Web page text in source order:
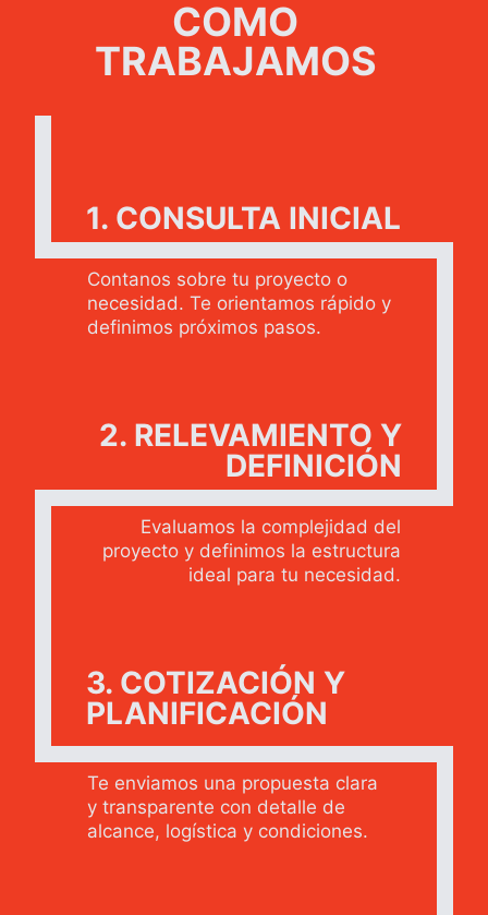
COMO
TRABAJAMOS
1. CONSULTA INICIAL
Contanos sobre tu proyecto o
necesidad. Te orientamos rápido y
definimos próximos pasos.
2. RELEVAMIENTO Y
DEFINICIÓN
Evaluamos la complejidad del
proyecto y definimos la estructura
ideal para tu necesidad.
3. COTIZACIÓN Y
PLANIFICACIÓN
Te enviamos una propuesta clara
y transparente con detalle de
alcance, logística y condiciones.